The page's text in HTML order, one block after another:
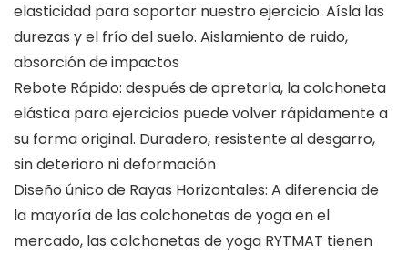
elasticidad para soportar nuestro ejercicio. Aísla las
durezas y el frío del suelo. Aislamiento de ruido,
absorción de impactos
Rebote Rápido: después de apretarla, la colchoneta
elástica para ejercicios puede volver rápidamente a
su forma original. Duradero, resistente al desgarro,
sin deterioro ni deformación
Diseño único de Rayas Horizontales: A diferencia de
la mayoría de las colchonetas de yoga en el
mercado, las colchonetas de yoga RYTMAT tienen